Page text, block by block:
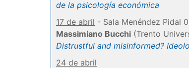
de la psicología económica
17 de abril - Sala Menéndez Pidal
Massimiano Bucchi (Trento
Distrustful and misinformed?
24 de abril